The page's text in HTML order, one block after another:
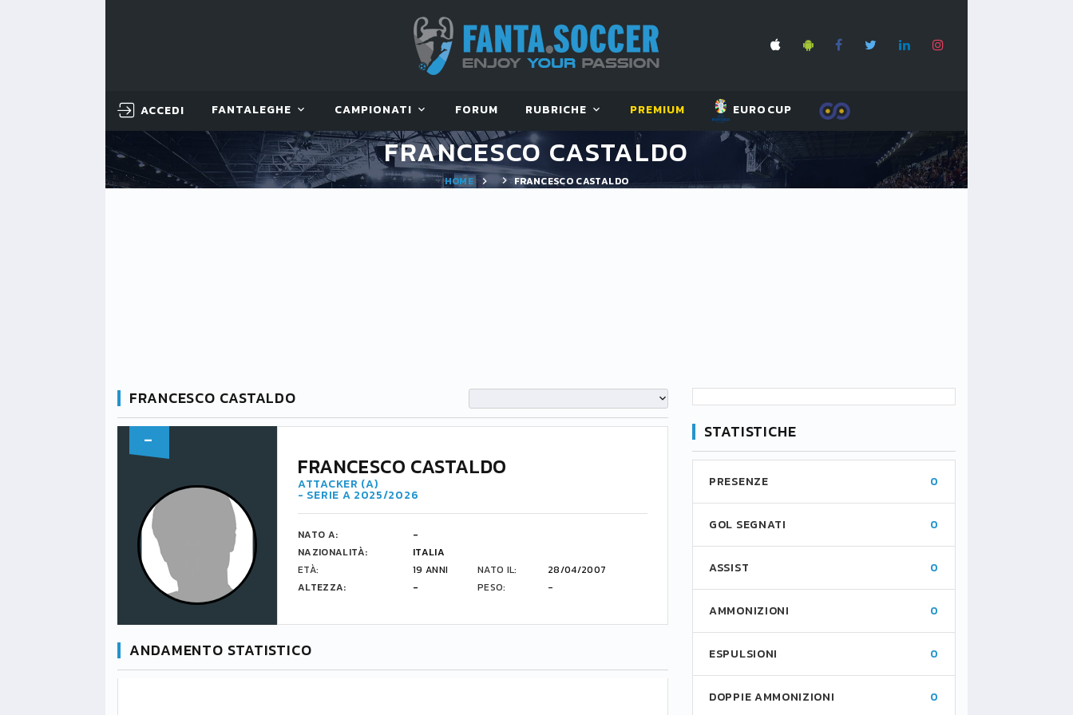
ACCEDI FANTALEGHE CAMPIONATI FORUM RUBRICHE PREMIUM EUROCUP
FRANCESCO CASTALDO
HOME FRANCESCO CASTALDO
FRANCESCO CASTALDO
-
FRANCESCO CASTALDO
ATTACKER (A)
- SERIE A 2025/2026
NATO A:
-
NAZIONALITÀ:
ITALIA
ETÀ:
19 ANNI NATO IL:
28/04/2007
ALTEZZA:
- PESO: -
ANDAMENTO STATISTICO
STATISTICHE
PRESENZE 0
GOL SEGNATI 0
ASSIST 0
AMMONIZIONI 0
ESPULSIONI 0
DOPPIE AMMONIZIONI 0